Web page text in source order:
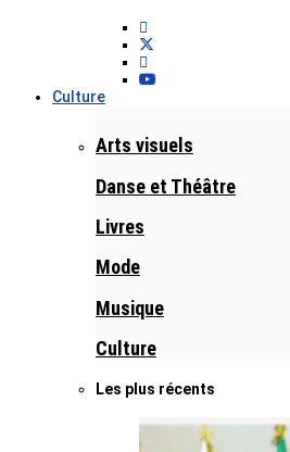
Culture
Arts visuels
Danse et Théâtre
Livres
Mode
Musique
Culture
Les plus récents